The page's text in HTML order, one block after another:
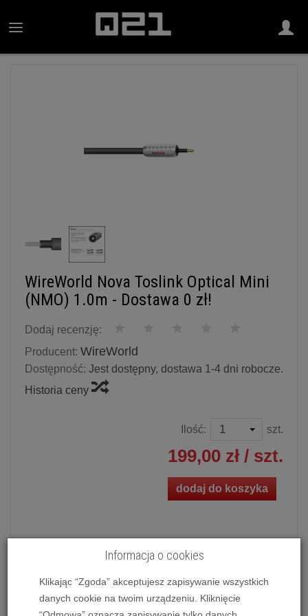
WireWorld Nova Toslink Optical Mini
(NMO) 1.0m - Dostawa 0 zł!
Dodaj recenzję:
Producent: WireWorld
Dostępność: Jest dostępny, dostawa 1-4 dni robocze.
Historia ceny
Ilość: szt.
199,00 zł / szt.
dodaj do koszyka
Kabel cyfrowy optyczny WireWorld Nova Toslink Optical
Informacja o cookies
Klikając “Zgoda” akceptujesz zapisywanie wszystkich
danych cookie na twoim urządzeniu. Kliknięcie